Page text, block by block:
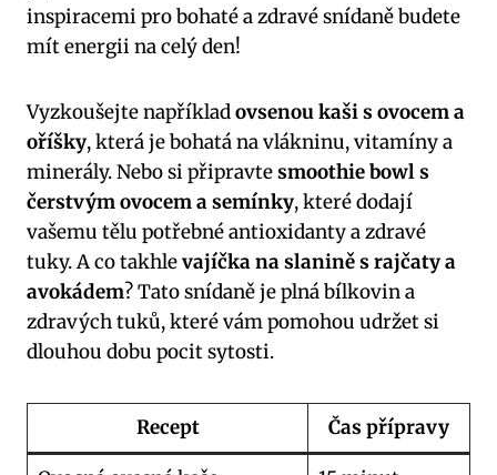
inspiracemi pro bohaté a zdravé snídaně budete
mít energii na celý den!
Vyzkoušejte napříkladovsenou kaši s ovocem a
oříšky, která je bohatá na vlákninu, vitamíny a
minerály. Nebo si připravtesmoothie bowl s
čerstvým ovocem a semínky, které dodají
vašemu tělu potřebné antioxidanty a zdravé
tuky. A co takhlevajíčka na slanině s rajčaty a
avokádem? Tato snídaně je plná bílkovin a
zdravých tuků, které vám pomohou udržet si
dlouhou dobu pocit sytosti.
Recept Čas přípravy